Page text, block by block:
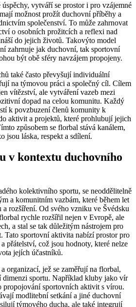
vytváří se prostor i pro vzájemné
možnost prožít duchovní příběhy a
společenství. To může zahrnovat
o osobních prožitcích a reflexi nad
do jejich životů. Takovýto model
zahrnuje jak duchovní, tak sportovní
být obě sféry navzájem propojeny.
také často převyšují individuální
na týmovou práci a společný cíl. Cílem
vítězství, ale vytváření vazeb mezi
dopad na celou komunitu. Každý
k povzbuzení členů komunity k
aktivit a projektů, které prohlubují jejich
způsobem se florbal stává kanálem,
jsou láska, respekt a sdílení.
v kontextu duchovního
kolektivního sportu, se neoddělitelně
a komunitním vazbám, které během let
rozšíření. Od svého vzniku ve Švédsku
rychle rozšířil nejen v Evropě, ale
a stal se tak důležitým nástrojem pro
Tato sportovní aktivita nabízí prostor pro
přátelství, což jsou hodnoty, které nelze
jejích účastníků.
organizací, jež se zaměřují na florbal,
dimenzi sportu. Například kluby jako vír
propojování sportovních aktivit s vírou.
modlitební setkání a jiné duchovní
týmového ducha, ale také integrují